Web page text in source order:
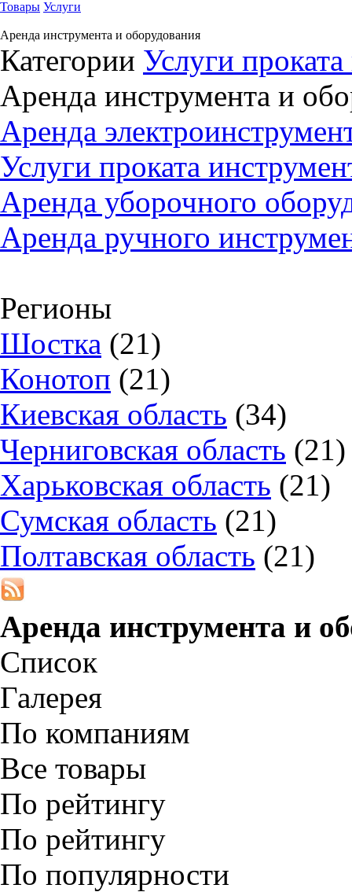
Товары Услуги
Аренда инструмента и оборудования
Категории Услуги
Аренда инструмента и
Аренда
Услуги проката
Аренда уборочного
Аренда ручного
Регионы
Шостка (21)
Конотоп (21)
Киевская область (34)
Черниговская область (21)
Харьковская область (21)
Сумская область (21)
Полтавская область (21)
Аренда инструмента и
Список
Галерея
По компаниям
Все товары
По рейтингу
По рейтингу
По популярности